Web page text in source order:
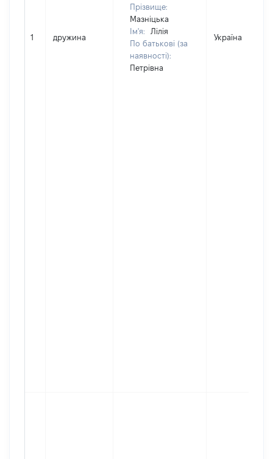
1 дружина
Прізвище:
Мазніцька
Ім'я:
Лілія
По батькові (за
наявності):
Петрівна
Україна